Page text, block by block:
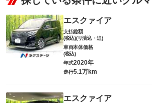
エスクァイア
支払総額
(税込)(リ済込・追)
車両本体価格
(税込)
年式2020年
走行5.1万km
エスクァイア